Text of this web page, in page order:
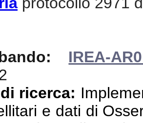
IREA-
ricerca:
e dati di